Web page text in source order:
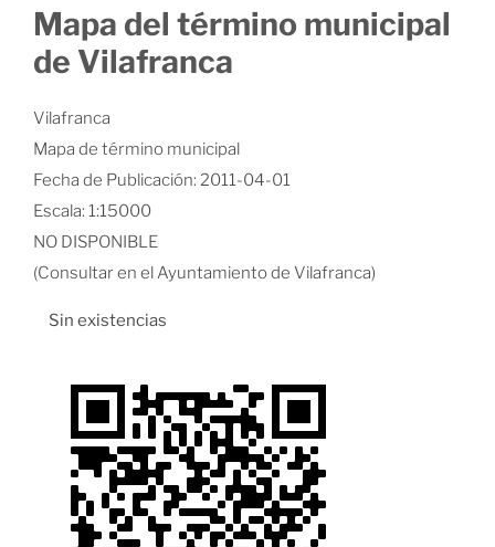
Mapa del término municipal
de Vilafranca
Vilafranca
Mapa de término municipal
Fecha de Publicación: 2011-04-01
Escala: 1:15000
NO DISPONIBLE
(Consultar en el Ayuntamiento de Vilafranca)
Sin existencias